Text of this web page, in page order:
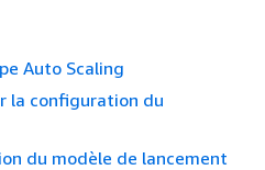
Auto Scaling
la configuration du
du modèle de lancement